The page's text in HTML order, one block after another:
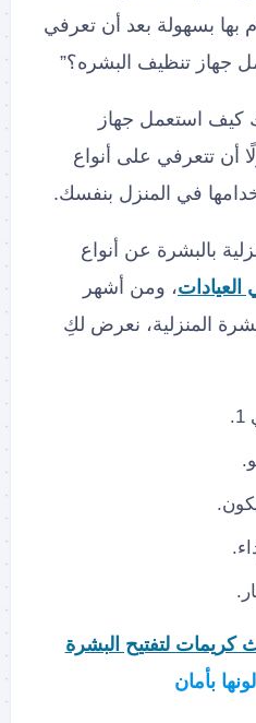
بها بسهولة بعد أن تعرفي
جهاز تنظيف البشره؟”
كيف استعمل جهاز
أن تتعرفي على أنواع
في المنزل بنفسك.
بالبشرة عن أنواع
، ومن أشهر
المنزلية، نعرض لكِ
كريمات لتفتيح البشرة
بأمان